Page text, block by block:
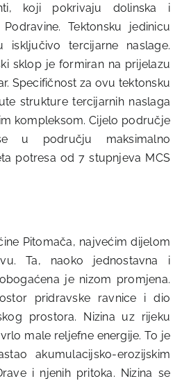
koji pokrivaju dolinska i
Tektonsku jedinicu
isključivo tercijarne naslage.
sklop je formiran na prijelazu
Specifičnost za ovu tektonsku
strukture tercijarnih naslaga
kompleksom. Cijelo područje
u području maksimalno
potresa od 7 stupnjeva MCS
Pitomača, najvećim dijelom
Ta, naoko jednostavna i
je nizom promjena.
pridravske ravnice i dio
prostora. Nizina uz rijeku
male reljefne energije. To je
akumulacijsko-erozijskim
i njenih pritoka. Nizina se